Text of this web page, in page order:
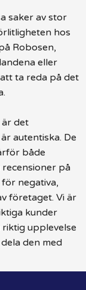
saker av stor
hos
Robosen,
eller
ta reda på det
det
autentiska. De
både
på
negativa,
företaget. Vi är
kunder
upplevelse
den med